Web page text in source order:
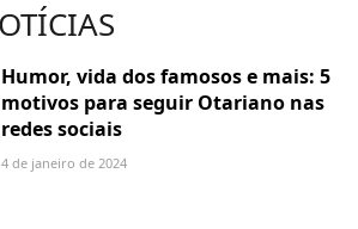
Humor, vida dos famosos e mais: 5
motivos para seguir Otariano nas
redes sociais
4 de janeiro de 2024